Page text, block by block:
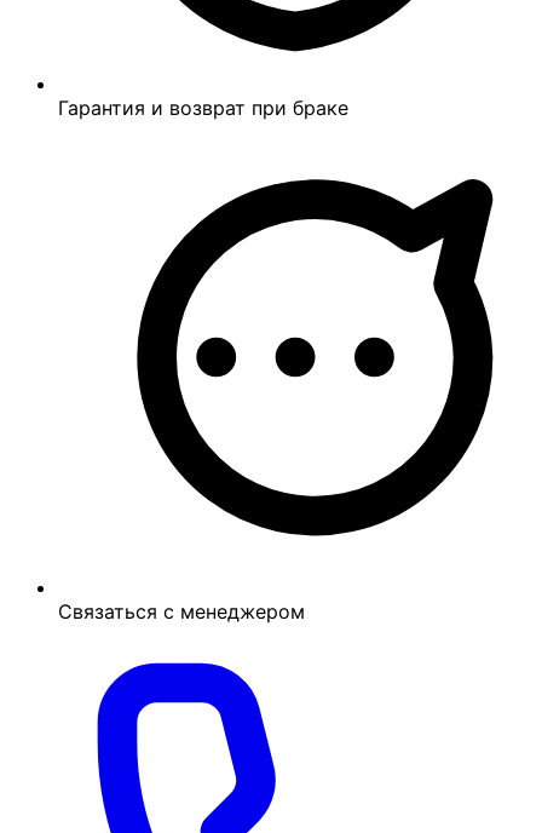
Гарантия и возврат при браке
Связаться с менеджером